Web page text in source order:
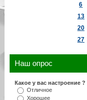
6
13
20
27
Наш опрос
Какое у вас настроение ?
Отличное
Хорошее